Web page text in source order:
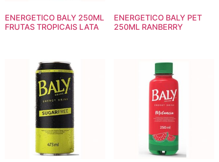
ENERGETICO BALY 250ML
FRUTAS TROPICAIS LATA
ENERGETICO BALY PET
250ML RANBERRY